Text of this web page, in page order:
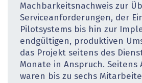
Machbarkeitsnachweis zur
Serviceanforderungen, der
Pilotsystems bis hin zur
endgültigen, produktiven
das Projekt seitens des
Monate in Anspruch. Seitens
waren bis zu sechs